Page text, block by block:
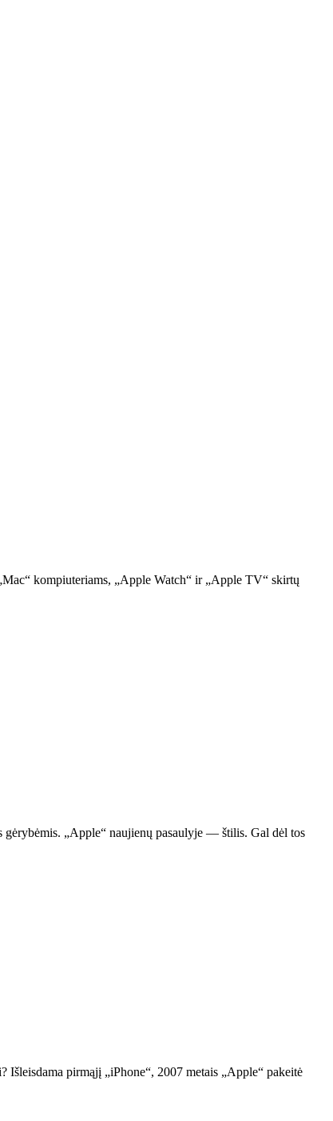
kompiuteriams, „Apple Watch“ ir „Apple TV“ skirtų
gėrybėmis. „Apple“ naujienų pasaulyje — štilis. Gal dėl tos
pirmąjį „iPhone“, 2007 metais „Apple“ pakeitė